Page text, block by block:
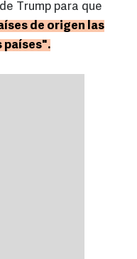
Trump para que
de origen las
países".